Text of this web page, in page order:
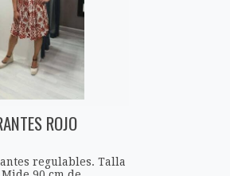
ROJO
regulables. Talla